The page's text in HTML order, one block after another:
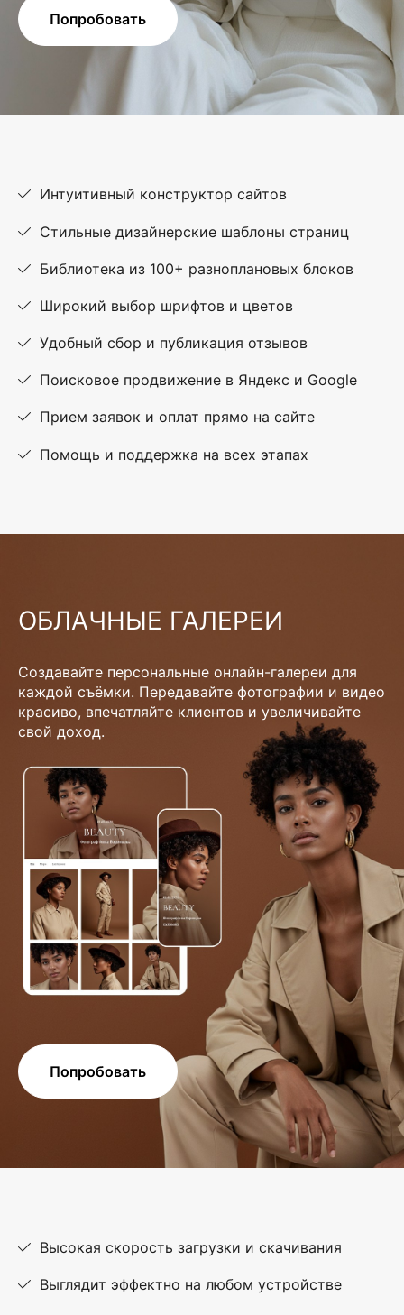
Попробовать
Интуитивный конструктор сайтов
Стильные дизайнерские шаблоны страниц
Библиотека из 100+ разноплановых блоков
Широкий выбор шрифтов и цветов
Удобный сбор и публикация отзывов
Поисковое продвижение в Яндекс и Google
Прием заявок и оплат прямо на сайте
Помощь и поддержка на всех этапах
ОБЛАЧНЫЕ ГАЛЕРЕИ
Создавайте персональные онлайн-галереи для
каждой съёмки. Передавайте фотографии и видео
красиво, впечатляйте клиентов и увеличивайте
свой доход.
Попробовать
Высокая скорость загрузки и скачивания
Выглядит эффектно на любом устройстве